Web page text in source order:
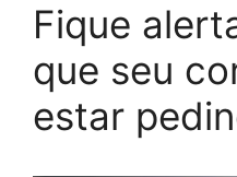
Fique
que seu
estar